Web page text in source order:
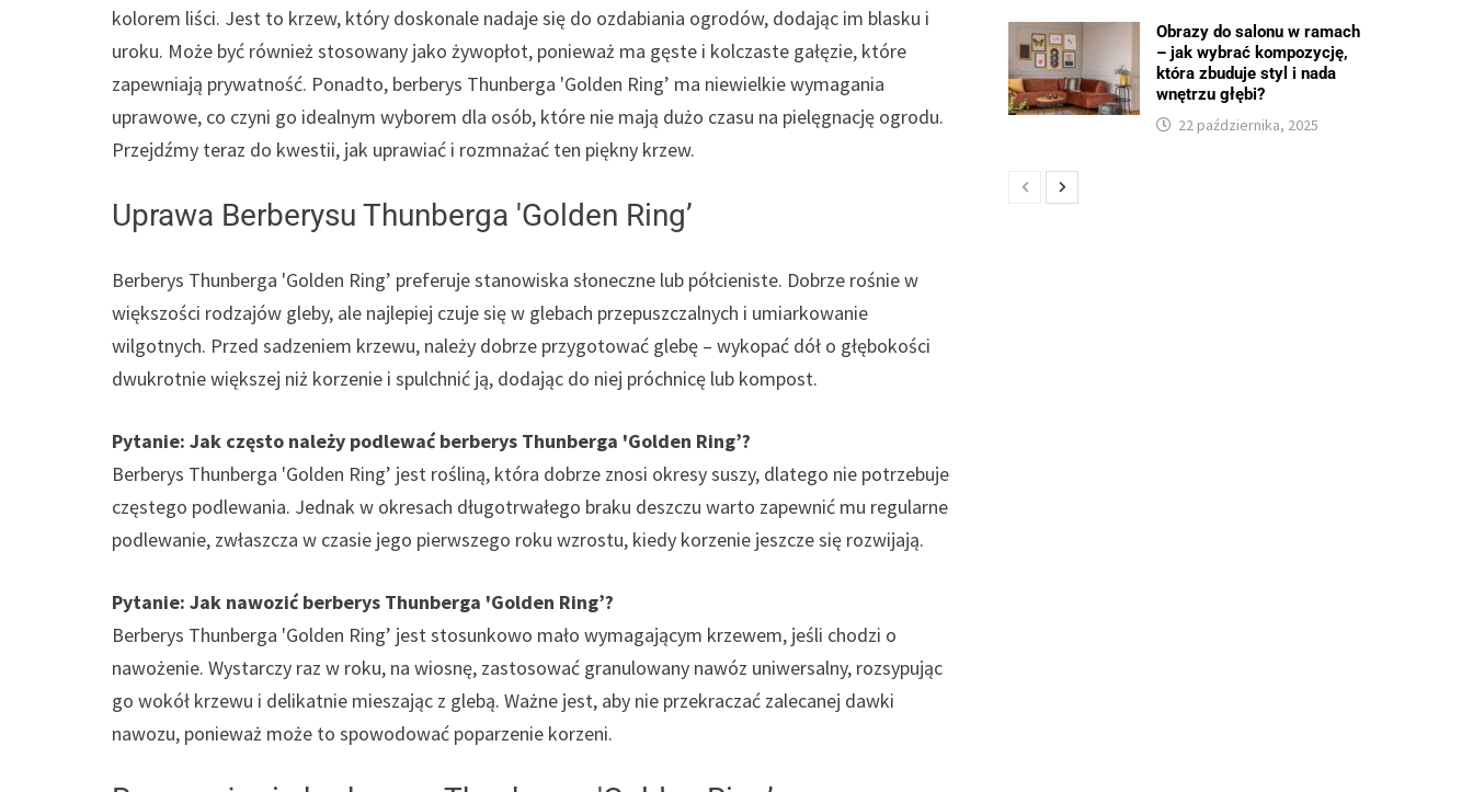
kolorem liści. Jest to krzew, który doskonale nadaje się do ozdabiania ogrodów, dodając im blasku i
uroku. Może być również stosowany jako żywopłot, ponieważ ma gęste i kolczaste gałęzie, które
zapewniają prywatność. Ponadto, berberys Thunberga 'Golden Ring’ ma niewielkie wymagania
uprawowe, co czyni go idealnym wyborem dla osób, które nie mają dużo czasu na pielęgnację ogrodu.
Przejdźmy teraz do kwestii, jak uprawiać i rozmnażać ten piękny krzew.
Uprawa Berberysu Thunberga 'Golden Ring’
Berberys Thunberga 'Golden Ring’ preferuje stanowiska słoneczne lub półcieniste. Dobrze rośnie w
większości rodzajów gleby, ale najlepiej czuje się w glebach przepuszczalnych i umiarkowanie
wilgotnych. Przed sadzeniem krzewu, należy dobrze przygotować glebę – wykopać dół o głębokości
dwukrotnie większej niż korzenie i spulchnić ją, dodając do niej próchnicę lub kompost.
Pytanie: Jak często należy podlewać berberys Thunberga 'Golden Ring’?
Berberys Thunberga 'Golden Ring’ jest rośliną, która dobrze znosi okresy suszy, dlatego nie potrzebuje
częstego podlewania. Jednak w okresach długotrwałego braku deszczu warto zapewnić mu regularne
podlewanie, zwłaszcza w czasie jego pierwszego roku wzrostu, kiedy korzenie jeszcze się rozwijają.
Pytanie: Jak nawozić berberys Thunberga 'Golden Ring’?
Berberys Thunberga 'Golden Ring’ jest stosunkowo mało wymagającym krzewem, jeśli chodzi o
nawożenie. Wystarczy raz w roku, na wiosnę, zastosować granulowany nawóz uniwersalny, rozsypując
go wokół krzewu i delikatnie mieszając z glebą. Ważne jest, aby nie przekraczać zalecanej dawki
nawozu, ponieważ może to spowodować poparzenie korzeni.
Obrazy do salonu w ramach
– jak wybrać kompozycję,
która zbuduje styl i nada
wnętrzu głębi?
22 października, 2025